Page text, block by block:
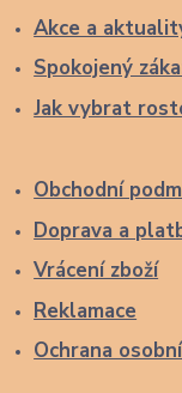
Akce a
Spokojený
Jak vybrat
Obchodní
Doprava a
Vrácení zboží
Reklamace
Ochrana